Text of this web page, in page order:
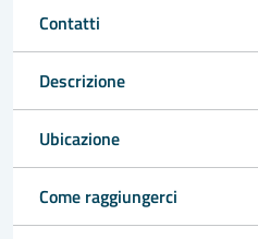
Contatti
Descrizione
Ubicazione
Come raggiungerci